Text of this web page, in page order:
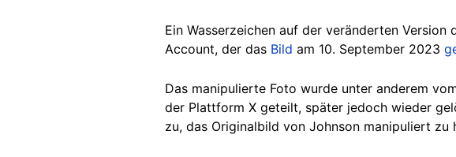
Ein Wasserzeichen auf der veränderten
Account, der das Bild am 10. September 2023
Das manipulierte Foto wurde unter anderem
der Plattform X geteilt, später jedoch wieder
zu, das Originalbild von Johnson manipuliert zu